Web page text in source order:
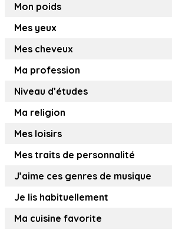
Mon poids
Mes yeux
Mes cheveux
Ma profession
Niveau d’études
Ma religion
Mes loisirs
Mes traits de personnalité
J’aime ces genres de musique
Je lis habituellement
Ma cuisine favorite